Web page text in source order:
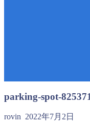
parking-spot-
rovin 2022年7月2日